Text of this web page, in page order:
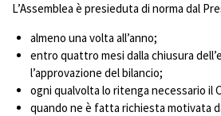
L’Assemblea è presieduta di norma dal
almeno una volta all’anno;
entro quattro mesi dalla chiusura
l’approvazione del bilancio;
ogni qualvolta lo ritenga necessario il
quando ne è fatta richiesta motivata